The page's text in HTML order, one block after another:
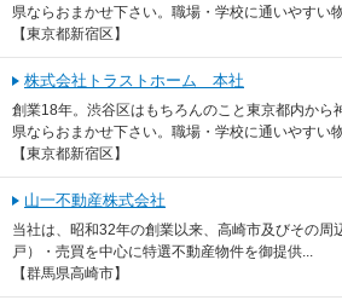
県ならおまかせ下さい。職場・学校に通いやすい物
【東京都新宿区】
株式会社トラストホーム 本社
創業18年。渋谷区はもちろんのこと東京都内から
県ならおまかせ下さい。職場・学校に通いやすい物
【東京都新宿区】
山一不動産株式会社
当社は、昭和32年の創業以来、高崎市及びその周
戸）・売買を中心に特選不動産物件を御提供...
【群馬県高崎市】